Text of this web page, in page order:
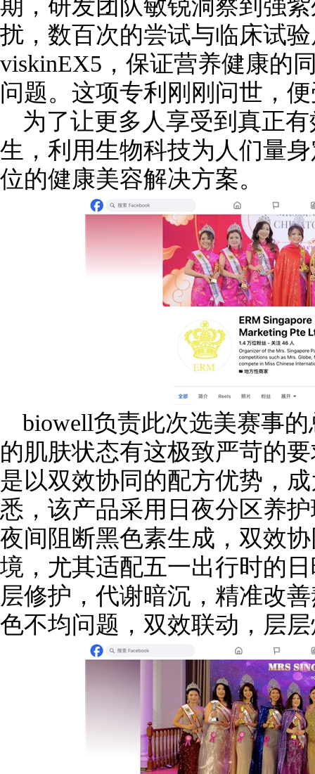
期，研发团队敏锐洞察到强
扰，数百次的尝试与临床试
viskinEX5，保证营养健康的
问题。这项专利刚刚问世，
为了让更多人享受到真正
生，利用生物科技为人们量
位的健康美容解决方案。
biowell负责此次选美赛事
的肌肤状态有这极致严苛的
是以双效协同的配方优势，
悉，该产品采用日夜分区养
夜间阻断黑色素生成，双效
境，尤其适配五一出行时的
层修护，代谢暗沉，精准改
色不均问题，双效联动，层